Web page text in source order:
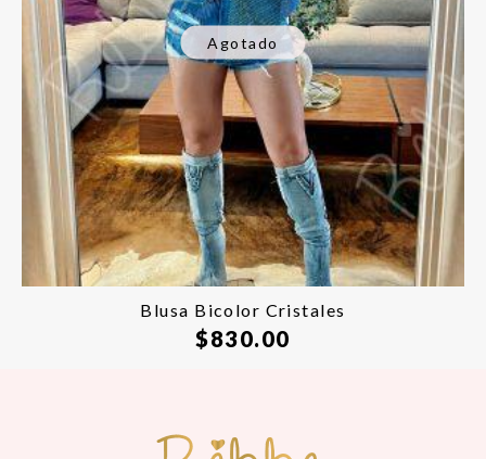
Agotado
Blusa Bicolor Cristales
$830.00